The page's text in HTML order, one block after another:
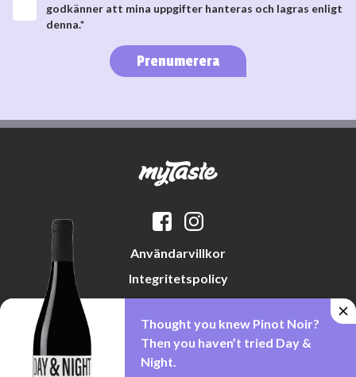
godkänner att mina uppgifter hanteras och lagras enligt
denna.*
Prenumerera
Användarvillkor
Integritetspolicy
Cookiepolicy
Thought you knew Pinot Noir?
Then you haven’t tried Day &
Night.